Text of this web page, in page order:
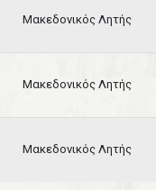
Μακεδονικός Λητής
Μακεδονικός Λητής
Μακεδονικός Λητής